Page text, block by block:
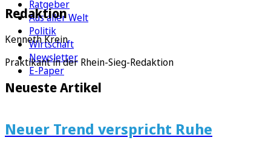
Ratgeber
Aus aller Welt
Politik
Wirtschaft
Newsletter
E-Paper
Redaktion
Kenneth Krein
Praktikant in der Rhein-Sieg-Redaktion
Neueste Artikel
Neuer Trend verspricht Ruhe